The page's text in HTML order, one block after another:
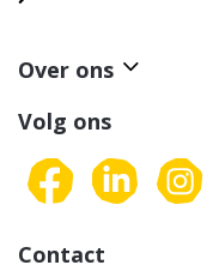
Over ons
Volg ons
Contact